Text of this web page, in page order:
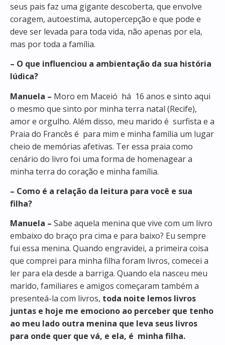
seus pais faz uma gigante descoberta, que envolve
coragem, autoestima, autopercepção e que pode e
deve ser levada para toda vida, não apenas por ela,
mas por toda a família.
– O que influenciou a ambientação da sua história
lúdica?
Manuela – Moro em Maceió há 16 anos e sinto aqui
o mesmo que sinto por minha terra natal (Recife),
amor e orgulho. Além disso, meu marido é surfista e a
Praia do Francês é para mim e minha família um lugar
cheio de memórias afetivas. Ter essa praia como
cenário do livro foi uma forma de homenagear a
minha terra do coração e minha família.
– Como é a relação da leitura para você e sua
filha?
Manuela – Sabe aquela menina que vive com um livro
embaixo do braço pra cima e para baixo? Eu sempre
fui essa menina. Quando engravidei, a primeira coisa
que comprei para minha filha foram livros, comecei a
ler para ela desde a barriga. Quando ela nasceu meu
marido, familiares e amigos começaram também a
presenteá-la com livros, toda noite lemos livros
juntas e hoje me emociono ao perceber que tenho
ao meu lado outra menina que leva seus livros
para onde quer que vá, e ela, é minha filha.